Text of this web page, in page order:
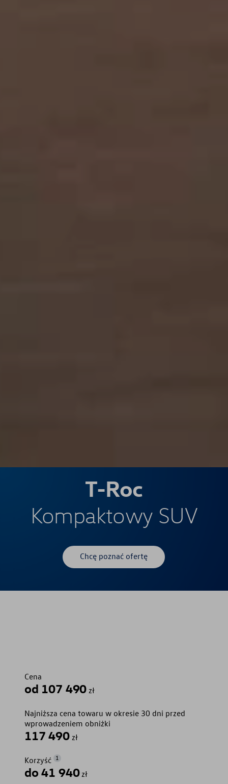
T-Roc
Kompaktowy SUV
Chcę poznać ofertę
Cena
od 107 490 zł
Najniższa cena towaru w okresie 30 dni przed
wprowadzeniem obniżki
117 490 zł
Korzyść 1
do 41 940 zł